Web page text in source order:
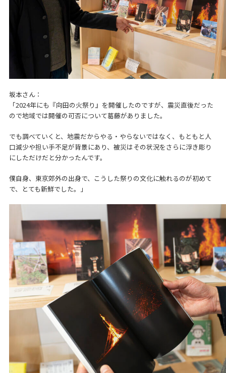
坂本さん：
「2024年にも『向田の火祭り』を開催したのですが、震災直後だった
ので地域では開催の可否について葛藤がありました。
でも調べていくと、地震だからやる・やらないではなく、もともと人
口減少や担い手不足が背景にあり、被災はその状況をさらに浮き彫り
にしただけだと分かったんです。
僕自身、東京郊外の出身で、こうした祭りの文化に触れるのが初めて
で、とても新鮮でした。」